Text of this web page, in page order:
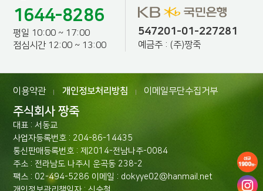
1644-8286
평일 10:00 ~ 17:00
점심시간 12:00 ~ 13:00
547201-01-227281
예금주 : (주)짱죽
이용약관 개인정보처리방침 이메일무단수집거부
주식회사 짱죽
대표 : 서동교
사업자등록번호 : 204-86-14435
통신판매등록번호 : 제2014-전남나주-0084
주소 : 전라남도 나주시 운곡동 238-2
팩스 : 02-494-5286 이메일 : dokyye02@hanmail.net